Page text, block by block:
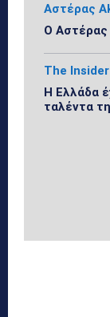
Αστέρας
Ο Αστέρας
The Insider
Η Ελλάδα
ταλέντα